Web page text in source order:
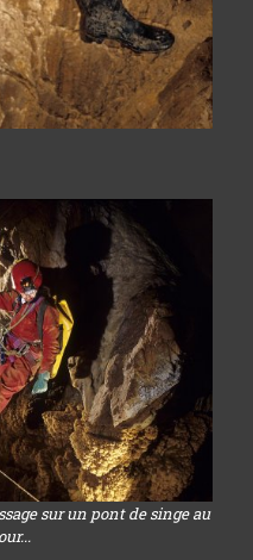
sur un pont de singe au